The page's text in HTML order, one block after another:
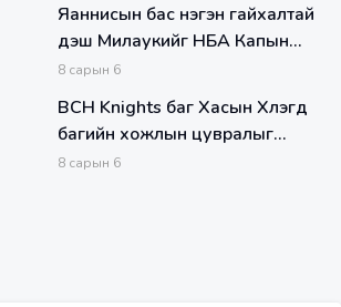
Яаннисын бас нэгэн гайхалтай
үдэш Милаукийг НБА Капын
дорнод бүсийн финалд
шалгарууллаа
8 сарын 6
BCH Knights баг Хасын Хүлэгүүд
багийн хожлын цувралыг
зогслоолоо
8 сарын 6